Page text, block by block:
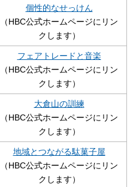
個性的なせっけん
（HBC公式ホームページにリン
クします）
フェアトレードと音楽
（HBC公式ホームページにリン
クします）
大倉山の訓練
（HBC公式ホームページにリン
クします）
地域とつながる駄菓子屋
（HBC公式ホームページにリン
クします）